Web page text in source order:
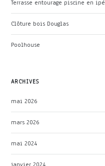
Terrasse entourage piscine en ipé
Clôture bois Douglas
Poolhouse
ARCHIVES
mai 2026
mars 2026
mai 2024